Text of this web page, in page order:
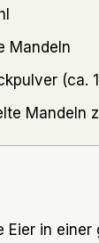
Mandeln
(ca.
Mandeln
Eier in einer